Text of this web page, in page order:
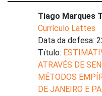
Tiago Marques
Currículo Lattes
Data da defesa:
Título:
ATRAVÉS DE
MÉTODOS
DE JANEIRO E